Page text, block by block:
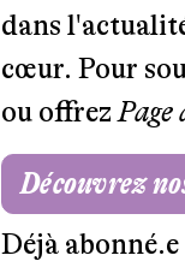
dans
cœur. Pour
ou offrezPage
Découvrez
Déjà abonné.e